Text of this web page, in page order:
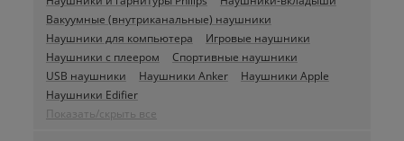
Вакуумные (внутриканальные) наушники
Наушники для компьютера
Игровые наушники
Наушники с плеером
Спортивные наушники
USB наушники
Наушники Anker
Наушники Apple
Наушники Edifier
Показать/скрыть все